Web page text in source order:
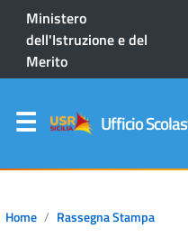
Ministero
dell'Istruzione e del
Merito
Ufficio
Home Rassegna Stampa